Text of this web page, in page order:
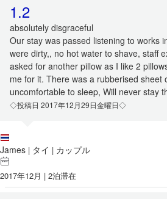
1.2
absolutely disgraceful
Our stay was passed listening to works
were dirty,, no hot water to shave, staff
asked for another pillow as I like 2
me for it. There was a rubberised sheet
uncomfortable to sleep, Will never stay
◇投稿日 2017年12月29日金曜日◇
James | タイ | カップル
2017年12月 | 2泊滞在